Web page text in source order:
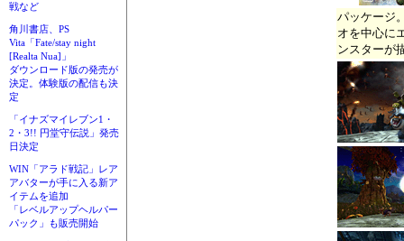
戦など
角川書店、PS
Vita「Fate/stay night
[Realta Nua]」
ダウンロード版の発売が
決定。体験版の配信も決
定
「イナズマイレブン1・
2・3!! 円堂守伝説」発売
日決定
WIN「アラド戦記」レア
アバターが手に入る新ア
イテムを追加
「レベルアップヘルパー
パック」も販売開始
パッケージ
オを中心に
ンスターが